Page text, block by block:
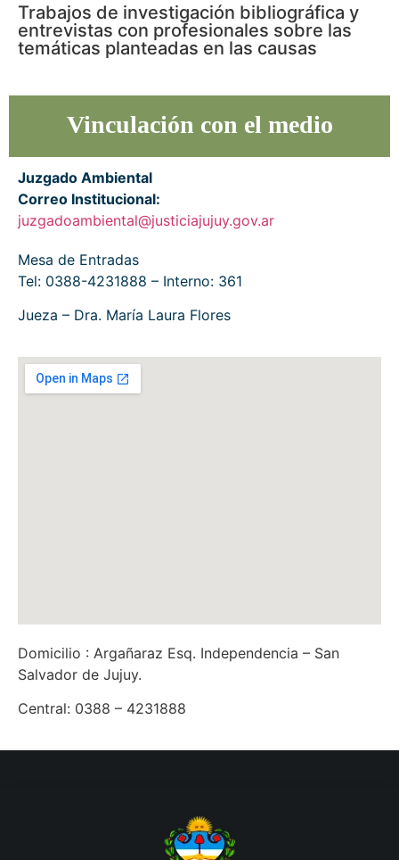
Trabajos de investigación bibliográfica y
entrevistas con profesionales sobre las
temáticas planteadas en las causas
Vinculación con el medio
Juzgado Ambiental
Correo Institucional:
juzgadoambiental@justiciajujuy.gov.ar
Mesa de Entradas
Tel: 0388-4231888 – Interno: 361
Jueza – Dra. María Laura Flores
Domicilio : Argañaraz Esq. Independencia – San
Salvador de Jujuy.
Central: 0388 – 4231888